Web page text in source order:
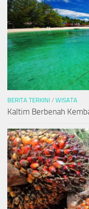
BERITA TERKINI / WISATA
Kaltim Berbenah